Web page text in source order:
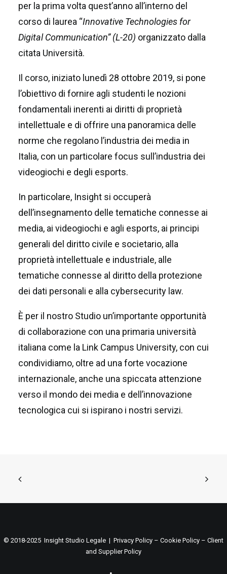
per la prima volta quest’anno all’interno del
corso di laurea “Innovative Technologies for
Digital Communication” (L-20) organizzato dalla
citata Università.
Il corso, iniziato lunedì 28 ottobre 2019, si pone
l’obiettivo di fornire agli studenti le nozioni
fondamentali inerenti ai diritti di proprietà
intellettuale e di offrire una panoramica delle
norme che regolano l’industria dei media in
Italia, con un particolare focus sull’industria dei
videogiochi e degli esports.
In particolare, Insight si occuperà
dell’insegnamento delle tematiche connesse ai
media, ai videogiochi e agli esports, ai principi
generali del diritto civile e societario, alla
proprietà intellettuale e industriale, alle
tematiche connesse al diritto della protezione
dei dati personali e alla cybersecurity law.
È per il nostro Studio un’importante opportunità
di collaborazione con una primaria università
italiana come la Link Campus University, con cui
condividiamo, oltre ad una forte vocazione
internazionale, anche una spiccata attenzione
verso il mondo dei media e dell’innovazione
tecnologica cui si ispirano i nostri servizi.
© 2018-2025 Insight Studio Legale | Privacy Policy – Cookie Policy – Client
and Supplier Policy